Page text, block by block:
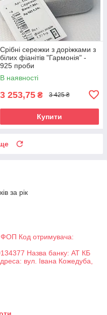
Срібні сережки з доріжками з
білих фіанітів "Гармонія" -
925 проби
В наявності
3 253,75 ₴ 3 425 ₴
Купити
за рік
Код отримувача:
Назва банку: АТ КБ
вул. Івана Кожедуба,